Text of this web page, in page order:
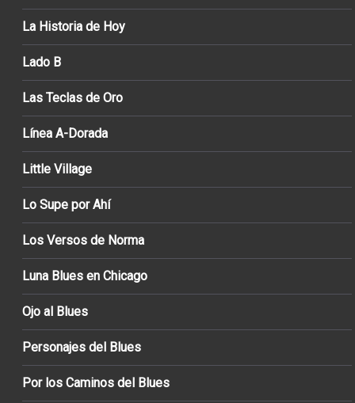
La Historia de Hoy
Lado B
Las Teclas de Oro
Línea A-Dorada
Little Village
Lo Supe por Ahí
Los Versos de Norma
Luna Blues en Chicago
Ojo al Blues
Personajes del Blues
Por los Caminos del Blues